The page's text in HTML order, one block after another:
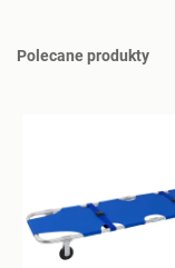
Polecane produkty